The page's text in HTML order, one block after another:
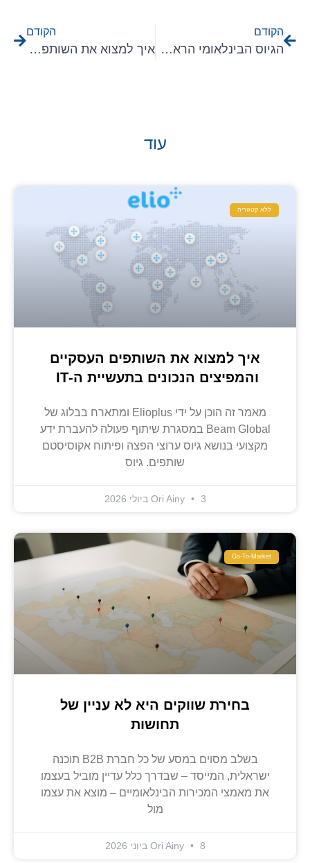
הקודם
הגיוס הבינלאומי הראשון שלך למכירות כנראה ייכשל – וזו לא תהיה אשמתו
הקודם
איך למצוא את השותפים העסקיים והמפיצים הנכונים בתעשיית ה-IT
עוד
ללא קטגוריה
איך למצוא את השותפים העסקיים
והמפיצים הנכונים בתעשיית ה-IT
מאמר זה הוכן על ידי Elioplus ומתארח בבלוג של
Beam Global במסגרת שיתוף פעולה להעברת ידע
מקצועי בנושא גיוס ערוצי הפצה ופיתוח אקוסיסטם
שותפים. גיוס
Ori Ainy 3 ביולי 2026
Go-To-Market
בחירת שווקים היא לא עניין של
תחושות
בשלב מסוים במסע של כל חברת B2B תוכנה
ישראלית, המייסד – שבדרך כלל עדיין מוביל בעצמו
את מאמצי המכירות הבינלאומיים – מוצא את עצמו
מול
Ori Ainy 8 ביוני 2026